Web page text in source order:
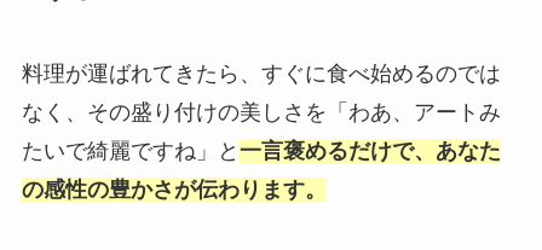
料理が運ばれてきたら、すぐに食べ始めるのでは
なく、その盛り付けの美しさを「わあ、アートみ
たいで綺麗ですね」と 一言褒めるだけで、あなた
の感性の豊かさが伝わります。